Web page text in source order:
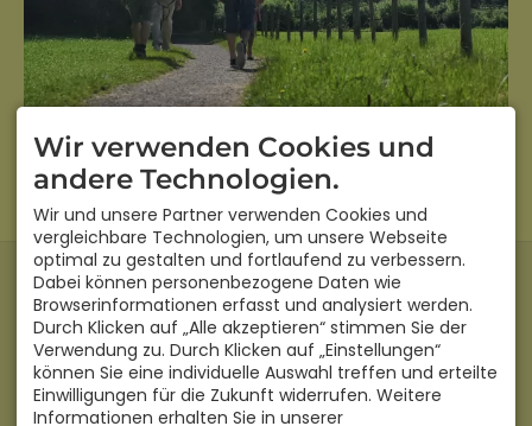
KONTAKT
Bachnah
Zur Reite 5
87538 Langenwang
DEUTSCHLAND
Mobil+49 171 849 22 90
info@bachnah.de
Wir verwenden Cookies und
andere Technologien.
Wir und unsere Partner verwenden Cookies und
vergleichbare Technologien, um unsere Webseite
optimal zu gestalten und fortlaufend zu verbessern.
Dabei können personenbezogene Daten wie
Browserinformationen erfasst und analysiert werden.
Durch Klicken auf „Alle akzeptieren“ stimmen Sie der
Verwendung zu. Durch Klicken auf „Einstellungen“
können Sie eine individuelle Auswahl treffen und erteilte
Einwilligungen für die Zukunft widerrufen. Weitere
Informationen erhalten Sie in unserer